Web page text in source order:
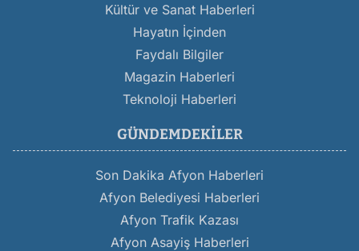
Kültür ve Sanat Haberleri
Hayatın İçinden
Faydalı Bilgiler
Magazin Haberleri
Teknoloji Haberleri
GÜNDEMDEKILER
Son Dakika Afyon Haberleri
Afyon Belediyesi Haberleri
Afyon Trafik Kazası
Afyon Asayiş Haberleri